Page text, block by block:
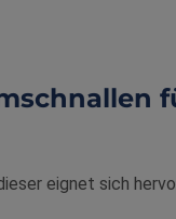
eignet sich